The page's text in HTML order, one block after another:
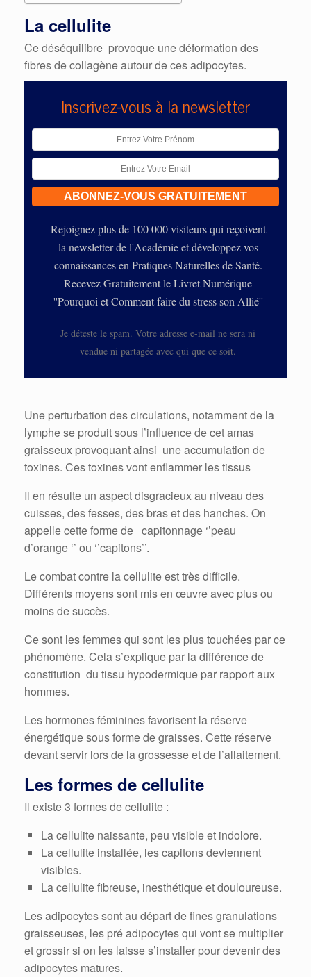
La cellulite
Ce déséquilibre provoque une déformation des
fibres de collagène autour de ces adipocytes.
Inscrivez-vous à la newsletter
Rejoignez plus de 100 000 visiteurs qui reçoivent
la newsletter de l'Académie et développez vos
connaissances en Pratiques Naturelles de Santé.
Recevez Gratuitement le Livret Numérique
''Pourquoi et Comment faire du stress son Allié''
Je déteste le spam. Votre adresse e-mail ne sera ni
vendue ni partagée avec qui que ce soit.
Une perturbation des circulations, notamment de la
lymphe se produit sous l’influence de cet amas
graisseux provoquant ainsi une accumulation de
toxines. Ces toxines vont enflammer les tissus
Il en résulte un aspect disgracieux au niveau des
cuisses, des fesses, des bras et des hanches. On
appelle cette forme de capitonnage ‘’peau
d’orange ‘’ ou ‘’capitons’’.
Le combat contre la cellulite est très difficile.
Différents moyens sont mis en œuvre avec plus ou
moins de succès.
Ce sont les femmes qui sont les plus touchées par ce
phénomène. Cela s’explique par la différence de
constitution du tissu hypodermique par rapport aux
hommes.
Les hormones féminines favorisent la réserve
énergétique sous forme de graisses. Cette réserve
devant servir lors de la grossesse et de l’allaitement.
Les formes de cellulite
Il existe 3 formes de cellulite :
La cellulite naissante, peu visible et indolore.
La cellulite installée, les capitons deviennent
visibles.
La cellulite fibreuse, inesthétique et douloureuse.
Les adipocytes sont au départ de fines granulations
graisseuses, les pré adipocytes qui vont se multiplier
et grossir si on les laisse s’installer pour devenir des
adipocytes matures.